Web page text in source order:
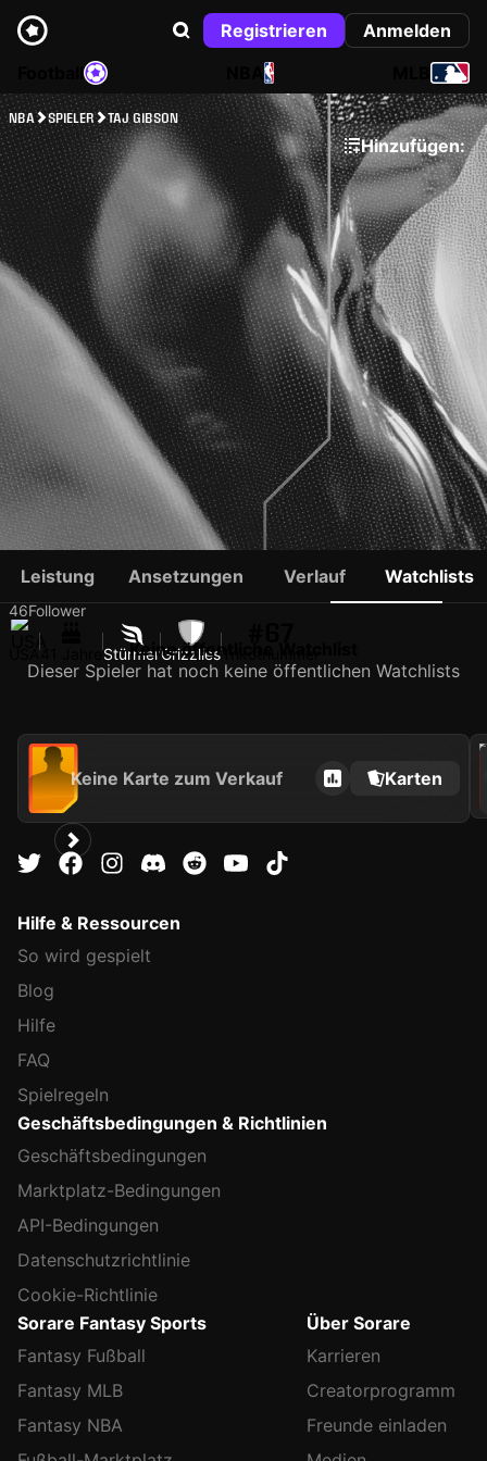
Registrieren
Anmelden
NBA
NBA SPIELER TAJ GIBSON
Hinzufügen:
TAJ GIBSON
46Follower
StürmerGrizzlies
Leistung Ansetzungen Verlauf Watchlists
Keine öffentliche Watchlist
Dieser Spieler hat noch keine öffentlichen Watchlists
Keine Karte zum Verkauf Karten
2022
Hilfe & Ressourcen
So wird gespielt
Blog
Hilfe
FAQ
Spielregeln
Geschäftsbedingungen & Richtlinien
Geschäftsbedingungen
Marktplatz-Bedingungen
API-Bedingungen
Datenschutzrichtlinie
Cookie-Richtlinie
Sorare Fantasy Sports
Fantasy Fußball
Fantasy MLB
Fantasy NBA
Über Sorare
Karrieren
Creatorprogramm
Freunde einladen